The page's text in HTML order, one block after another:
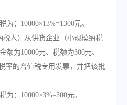
：10000×13%=1300元。
税人）从供货企业（小规模纳税
额为10000元、税额为300元、
率的增值税专用发票，并把该批
：10000×3%=300元。